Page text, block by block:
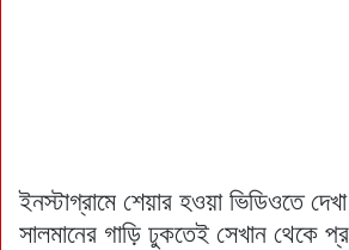
ইনস্টাগ্রামে শেয়ার হওয়া ভিডিওতে
সালমানের গাড়ি ঢুকতেই সেখান থেকে